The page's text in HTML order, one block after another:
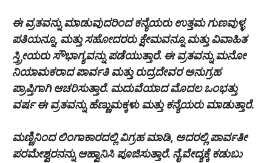
ಈ ವ್ರತವನ್ನು ಮಾಡುವುದರಿಂದ ಕನ್ಯೆಯರು ಉತ್ತಮ ಗುಣವುಳ್ಳ
ಪತಿಯನ್ನೂ, ಮತ್ತು ಸಹೋದರರು ಕ್ಷೇಮವನ್ನೂ ಮತ್ತು ವಿವಾಹಿತ
ಸ್ತ್ರೀಯರು ಸೌಭಾಗ್ಯವನ್ನು ಪಡೆಯುತ್ತಾರೆ. ಈ ವ್ರತವನ್ನು ಮನೋ
ನಿಯಾಮಕರಾದ ಪಾರ್ವತಿ ಮತ್ತು ರುದ್ರದೇವರ ಅನುಗ್ರಹ
ಪ್ರಾಪ್ತಿಗಾಗಿ ಆಚರಿಸುತ್ತಾರೆ. ಮದುವೆಯಾದ ಮೊದಲ ಒಂಭತ್ತು
ವರ್ಷ ಈ ವ್ರತವನ್ನು ಹೆಣ್ಣುಮಕ್ಕಳು ಮತ್ತು ಕನ್ಯೆಯರು ಮಾಡುತ್ತಾರೆ.
ಮಣ್ಣಿನಿಂದ ಲಿಂಗಾಕಾರದಲ್ಲಿ ವಿಗ್ರಹ ಮಾಡಿ, ಅದರಲ್ಲಿ ಪಾರ್ವತೀ
ಪರಮೇಶ್ವರನನ್ನು ಆಹ್ವಾನಿಸಿ ಪೂಜಿಸುತ್ತಾರೆ. ನೈವೇದ್ಯಕ್ಕೆ ಕಡುಬು